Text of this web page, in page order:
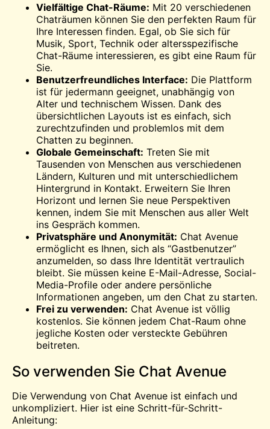
Vielfältige Chat-Räume: Mit 20 verschiedenen
Chaträumen können Sie den perfekten Raum für
Ihre Interessen finden. Egal, ob Sie sich für
Musik, Sport, Technik oder altersspezifische
Chat-Räume interessieren, es gibt eine Raum für
Sie.
Benutzerfreundliches Interface: Die Plattform
ist für jedermann geeignet, unabhängig von
Alter und technischem Wissen. Dank des
übersichtlichen Layouts ist es einfach, sich
zurechtzufinden und problemlos mit dem
Chatten zu beginnen.
Globale Gemeinschaft: Treten Sie mit
Tausenden von Menschen aus verschiedenen
Ländern, Kulturen und mit unterschiedlichem
Hintergrund in Kontakt. Erweitern Sie Ihren
Horizont und lernen Sie neue Perspektiven
kennen, indem Sie mit Menschen aus aller Welt
ins Gespräch kommen.
Privatsphäre und Anonymität: Chat Avenue
ermöglicht es Ihnen, sich als “Gastbenutzer”
anzumelden, so dass Ihre Identität vertraulich
bleibt. Sie müssen keine E-Mail-Adresse, Social-
Media-Profile oder andere persönliche
Informationen angeben, um den Chat zu starten.
Frei zu verwenden: Chat Avenue ist völlig
kostenlos. Sie können jedem Chat-Raum ohne
jegliche Kosten oder versteckte Gebühren
beitreten.
So verwenden Sie Chat Avenue
Die Verwendung von Chat Avenue ist einfach und
unkompliziert. Hier ist eine Schritt-für-Schritt-
Anleitung: